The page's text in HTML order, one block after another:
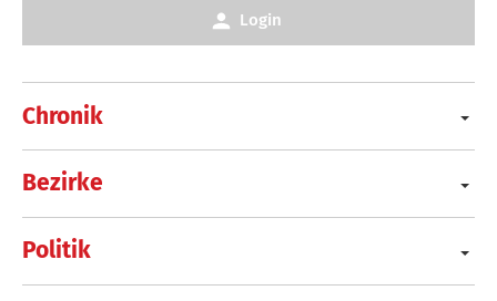
Chronik
Bezirke
Politik
Login